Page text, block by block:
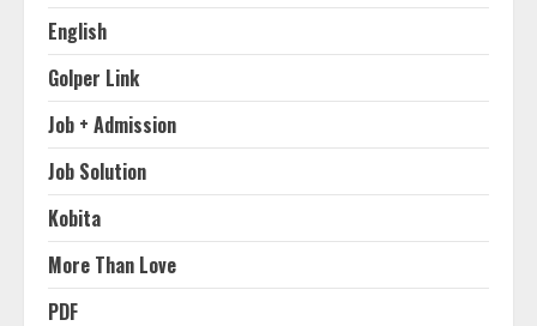
English
Golper Link
Job + Admission
Job Solution
Kobita
More Than Love
PDF